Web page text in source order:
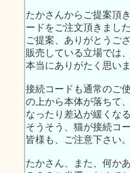
たかさんからご提案頂
ードをご注文頂きまし
ご提案、ありがとうご
販売している立場では
本当にありがたく思いま
接続コードも通常のご
の上から本体が落ちて
なったり差込が緩くな
そうそう、猫が接続コ
皆様も、ご注意下さい。
たかさん、また、何か